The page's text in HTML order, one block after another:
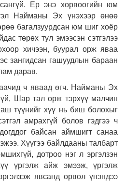
Ер энэ хорвоогийн юм
Найманы Эх үнэхээр өнөө
багалзуурдсан юм шиг хоёр
төрөх тул эмээсэн сэтгэлээ
хичээн, буурал орж яваа
зангидсан гашуудлын бараан
дарав.
ч яваад өгч. Найманы Эх
Шар тал орж тэрхүү малчин
түүнийг хүү нь биш болохыг
амрахгүй болов гэдгээ ч
байсан аймшигт санаа
Хүүгээ байлдааны талбарт
дотроо нэг л эргэлзэн
үргэлж айж эмээж, үргэлж
явсанд орвол үнэндээ